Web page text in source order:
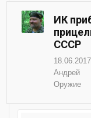
ИК
СССР
18.06.2017
Андрей
Оружие